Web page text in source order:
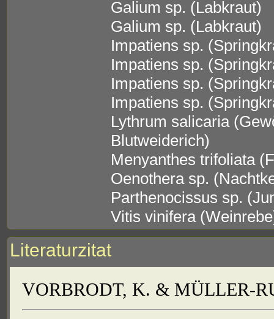
Galium sp. (Labkraut)
Galium sp. (Labkraut)
Impatiens sp.
Impatiens sp.
Impatiens sp.
Impatiens sp.
Lythrum salicaria
Blutweiderich)
Menyanthes trifoliata
Oenothera sp.
Parthenocissus sp.
Vitis vinifera
Literaturzitat
VORBRODT, K. & MÜLLER-